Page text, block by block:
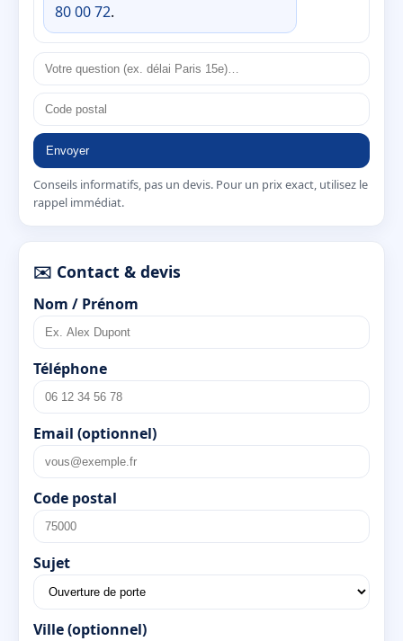
80 00 72.
Envoyer
Conseils informatifs, pas un devis. Pour un prix exact, utilisez le
rappel immédiat.
✉️ Contact & devis
Nom / Prénom
Téléphone
Email (optionnel)
Code postal
Sujet
Ville (optionnel)